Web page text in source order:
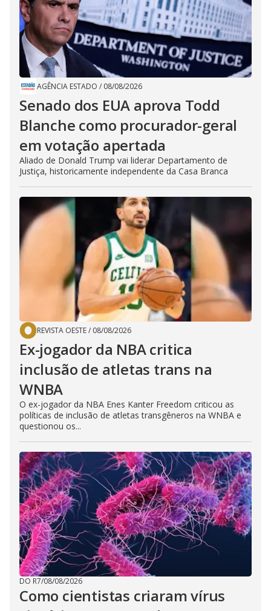
AGÊNCIA ESTADO / 08/08/2026
Senado dos EUA aprova Todd
Blanche como procurador-geral
em votação apertada
Aliado de Donald Trump vai liderar Departamento de
Justiça, historicamente independente da Casa Branca
REVISTA OESTE/ 08/08/2026
Ex-jogador da NBA critica
inclusão de atletas trans na
WNBA
O ex-jogador da NBA Enes Kanter Freedom criticou as
políticas de inclusão de atletas transgêneros na WNBA e
questionou os...
DO R7/08/08/2026
Como cientistas criaram vírus